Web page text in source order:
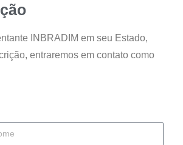
INBRADIM em seu Estado,
entraremos em contato como